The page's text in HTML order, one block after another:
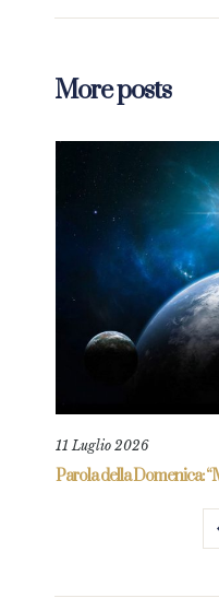
More posts
11 Luglio 2026
Parola della Domenica: